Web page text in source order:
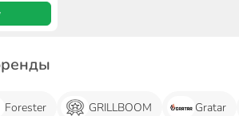
Forester GRILLBOOM Gratar